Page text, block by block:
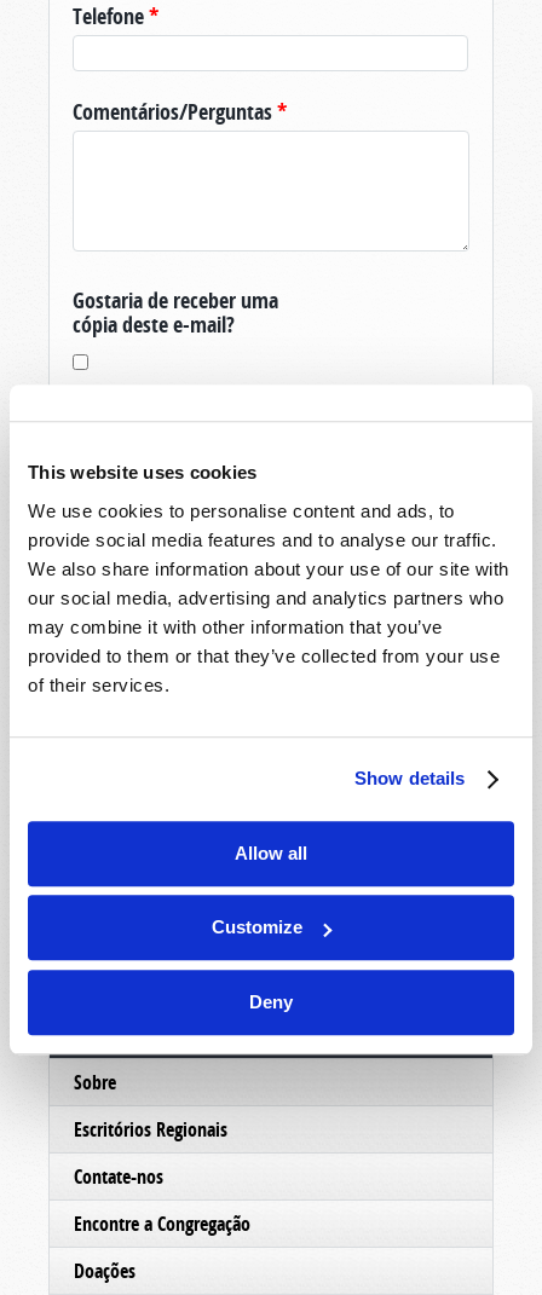
This website uses cookies
We use cookies to personalise content and ads, to
provide social media features and to analyse our traffic.
We also share information about your use of our site with
our social media, advertising and analytics partners who
may combine it with other information that you’ve
provided to them or that they’ve collected from your use
of their services.
Show details
Allow all
Customize
Deny
Telefone*
Comentários/Perguntas*
Gostaria de receber uma
cópia deste e-mail?
Obrigado pela sua pergunta sobre O Mundo
De Amanhã, produzida pela Igreja Viva de Deus.
Se você ainda não é um membro, e é um
residente dos Estados Unidos, então para vos
mostrar um pouco mais sobre as pessoas eo
ministério por trás deste trabalho, nosso
departamento de correspondência enviará um
aproveite o DVD e faremos o possível para
No serviço de Cristo,
O ministério da Igreja Viva de Deus.
Conectar
Sobre
Escritórios Regionais
Contate-nos
Encontre a Congregação
Doações